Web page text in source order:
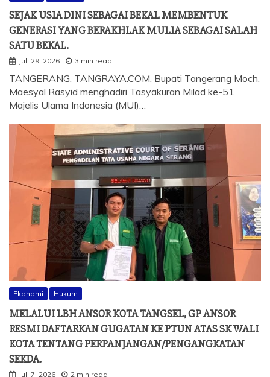
SEJAK USIA DINI SEBAGAI BEKAL MEMBENTUK
GENERASI YANG BERAKHLAK MULIA SEBAGAI SALAH
SATU BEKAL.
Juli 29, 2026 3 min read
TANGERANG, TANGRAYA.COM. Bupati Tangerang Moch.
Maesyal Rasyid menghadiri Tasyakuran Milad ke-51
Majelis Ulama Indonesia (MUI)…
Ekonomi Hukum
MELALUI LBH ANSOR KOTA TANGSEL, GP ANSOR
RESMI DAFTARKAN GUGATAN KE PTUN ATAS SK WALI
KOTA TENTANG PERPANJANGAN/PENGANGKATAN
SEKDA.
Juli 7, 2026 2 min read